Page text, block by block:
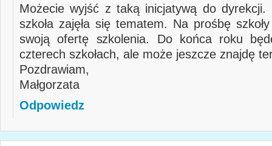
Możecie wyjść z taką inicjatywą do dyrekcji.
szkoła zajęła się tematem. Na prośbę
swoją ofertę szkolenia. Do końca roku
czterech szkołach, ale może jeszcze znajdę
Pozdrawiam,
Małgorzata
Odpowiedz